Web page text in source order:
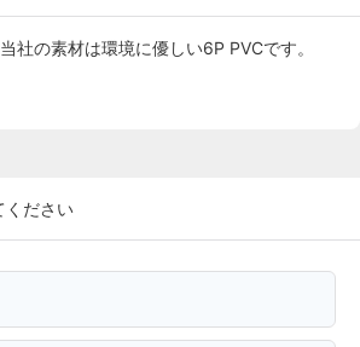
当社の素材は環境に優しい6P PVCです。
ください